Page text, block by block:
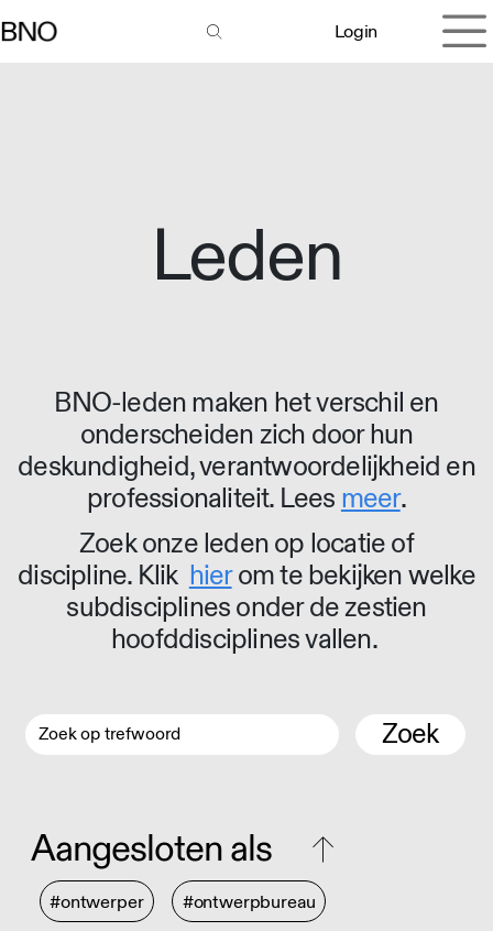
Login
Leden
BNO-leden maken het verschil en
onderscheiden zich door hun
deskundigheid, verantwoordelijkheid en
professionaliteit. Lees meer.
Zoek onze leden op locatie of
discipline. Klik hierom te bekijken welke
subdisciplines onder de zestien
hoofddisciplines vallen.
Zoek
Aangesloten als
#ontwerper #ontwerpbureau